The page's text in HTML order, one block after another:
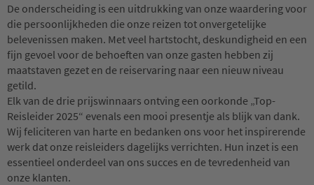
De onderscheiding is een uitdrukking van onze waardering voor
die persoonlijkheden die onze reizen tot onvergetelijke
belevenissen maken. Met veel hartstocht, deskundigheid en een
fijn gevoel voor de behoeften van onze gasten hebben zij
maatstaven gezet en de reiservaring naar een nieuw niveau
getild.
Elk van de drie prijswinnaars ontving een oorkonde „Top-
Reisleider 2025“ evenals een mooi presentje als blijk van dank.
Wij feliciteren van harte en bedanken ons voor het inspirerende
werk dat onze reisleiders dagelijks verrichten. Hun inzet is een
essentieel onderdeel van ons succes en de tevredenheid van
onze klanten.